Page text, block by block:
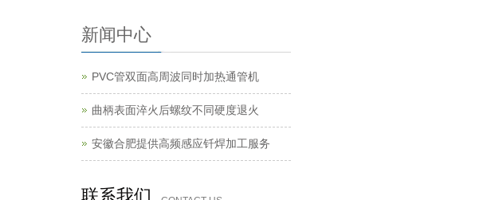
新闻中心
PVC管双面高周波同时加热通管机
曲柄表面淬火后螺纹不同硬度退火
安徽合肥提供高频感应钎焊加工服务
联系我们